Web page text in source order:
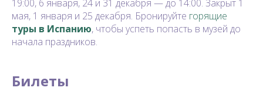
19:00, 6 января, 24 и 31 декабря — до 14:00. Закрыт 1
мая, 1 января и 25 декабря. Бронируйте горящие
туры в Испанию, чтобы успеть попасть в музей до
начала праздников.
Билеты